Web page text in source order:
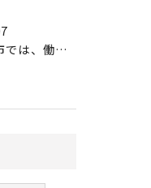
埼玉県越谷市では、働きながら子育てをする家庭が増える中、ハウ...